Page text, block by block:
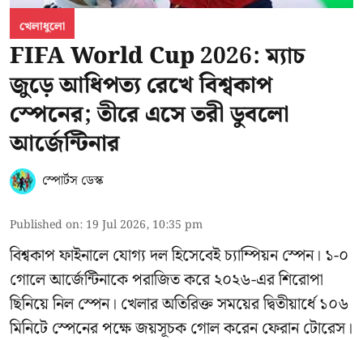
খেলাধুলো
FIFA World Cup 2026: ম্যাচ
জুড়ে আধিপত্য রেখে বিশ্বকাপ
স্পেনের; তীরে এসে তরী ডুবলো
আর্জেন্টিনার
স্পোর্টস ডেস্ক
Published on: 19 Jul 2026, 10:35 pm
বিশ্বকাপ ফাইনালে যোগ্য দল হিসেবেই চ্যাম্পিয়ন স্পেন। ১-০
গোলে আর্জেন্টিনাকে পরাজিত করে ২০২৬-এর শিরোপা
ছিনিয়ে নিল স্পেন। খেলার অতিরিক্ত সময়ের দ্বিতীয়ার্ধে ১০৬
মিনিটে স্পেনের পক্ষে জয়সূচক গোল করেন ফেরান টোরেস।